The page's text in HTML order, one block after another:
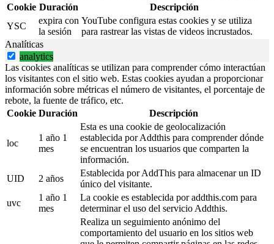
Cookie Duración
Descripción
YSC
expira con
la sesión
YouTube configura estas cookies y se utiliza
para rastrear las vistas de videos incrustados.
Analíticas
analytics
Las cookies analíticas se utilizan para comprender cómo interactúan
los visitantes con el sitio web. Estas cookies ayudan a proporcionar
información sobre métricas el número de visitantes, el porcentaje de
rebote, la fuente de tráfico, etc.
Cookie Duración Descripción
loc
1 año 1
mes
Esta es una cookie de geolocalización
establecida por Addthis para comprender dónde
se encuentran los usuarios que comparten la
información.
UID
2 años
Establecida por AddThis para almacenar un ID
único del visitante.
uvc
1 año 1
mes
La cookie es establecida por addthis.com para
determinar el uso del servicio Addthis.
Realiza un seguimiento anónimo del
comportamiento del usuario en los sitios web